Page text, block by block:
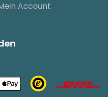
Account